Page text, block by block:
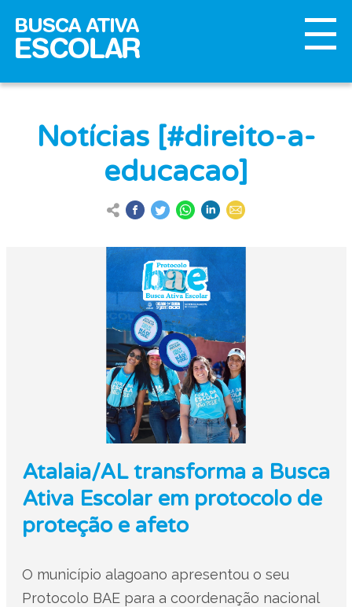
Notícias [#direito-a-
educacao]
Atalaia/AL transforma a Busca
Ativa Escolar em protocolo de
proteção e afeto
O município alagoano apresentou o seu
Protocolo BAE para a coordenação nacional